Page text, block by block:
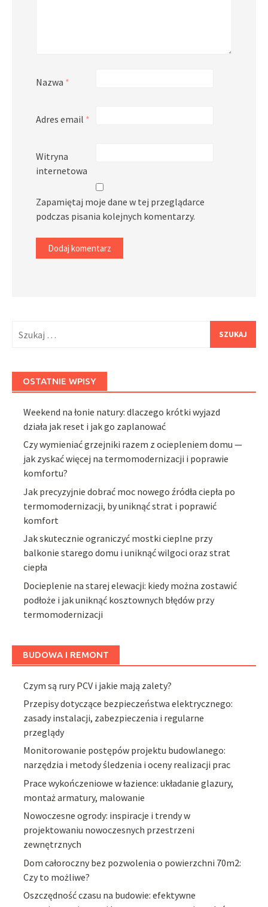
Nazwa *
Adres email *
Witryna
internetowa
Zapamiętaj moje dane w tej przeglądarce
podczas pisania kolejnych komentarzy.
OSTATNIE WPISY
Weekend na łonie natury: dlaczego krótki wyjazd
działa jak reset i jak go zaplanować
Czy wymieniać grzejniki razem z ociepleniem domu —
jak zyskać więcej na termomodernizacji i poprawie
komfortu?
Jak precyzyjnie dobrać moc nowego źródła ciepła po
termomodernizacji, by uniknąć strat i poprawić
komfort
Jak skutecznie ograniczyć mostki cieplne przy
balkonie starego domu i uniknąć wilgoci oraz strat
ciepła
Docieplenie na starej elewacji: kiedy można zostawić
podłoże i jak uniknąć kosztownych błędów przy
termomodernizacji
BUDOWA I REMONT
Czym są rury PCV i jakie mają zalety?
Przepisy dotyczące bezpieczeństwa elektrycznego:
zasady instalacji, zabezpieczenia i regularne
przeglądy
Monitorowanie postępów projektu budowlanego:
narzędzia i metody śledzenia i oceny realizacji prac
Prace wykończeniowe w łazience: układanie glazury,
montaż armatury, malowanie
Nowoczesne ogrody: inspiracje i trendy w
projektowaniu nowoczesnych przestrzeni
zewnętrznych
Dom całoroczny bez pozwolenia o powierzchni 70m2:
Czy to możliwe?
Oszczędność czasu na budowie: efektywne